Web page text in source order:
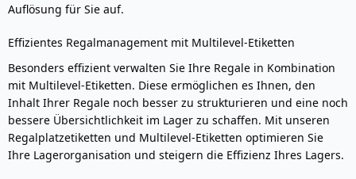
Auflösung für Sie auf.
Effizientes Regalmanagement mit Multilevel-Etiketten
Besonders effizient verwalten Sie Ihre Regale in Kombination
mit Multilevel-Etiketten. Diese ermöglichen es Ihnen, den
Inhalt Ihrer Regale noch besser zu strukturieren und eine noch
bessere Übersichtlichkeit im Lager zu schaffen. Mit unseren
Regalplatzetiketten und Multilevel-Etiketten optimieren Sie
Ihre Lagerorganisation und steigern die Effizienz Ihres Lagers.